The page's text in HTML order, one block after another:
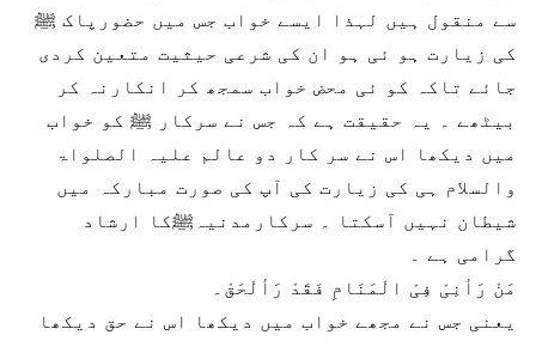
سے منقول ہیں لہذا ایسے خواب جس میں حضورپاک ﷺ
کی زیارت ہو ئی ہو ان کی شرعی حیثیت متعین کردی
جائے تاکہ کو ئی محض خواب سمجھ کر انکارنہ کر
بیٹھے ۔ یہ حقیقت ہے کہ جس نے سرکار ﷺ کو خواب
میں دیکھا اس نے سر کار دو عالم علیہ الصلواۃ
والسلام ہی کی زیارت کی آپ کی صورت مبارکہ میں
شیطان نہیں آسکتا ۔ سرکارمدنیہﷺکا ارشاد
گرامی ہے ۔
مَنْ رَأنِیْ فِیْ الْمَنَامِ فَقَدْ رَألْحَقْ۔
یعنی جس نے مجھے خواب میں دیکھا اس نے حق دیکھا